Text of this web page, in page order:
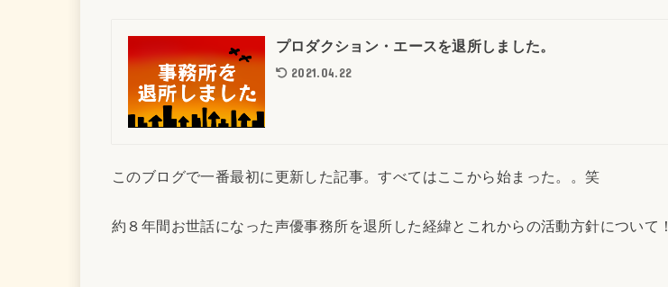
プロダクション・エースを退所しました。
2021.04.22
このブログで一番最初に更新した記事。すべてはここから始まった。。笑
約８年間お世話になった声優事務所を退所した経緯とこれからの活動方針について！